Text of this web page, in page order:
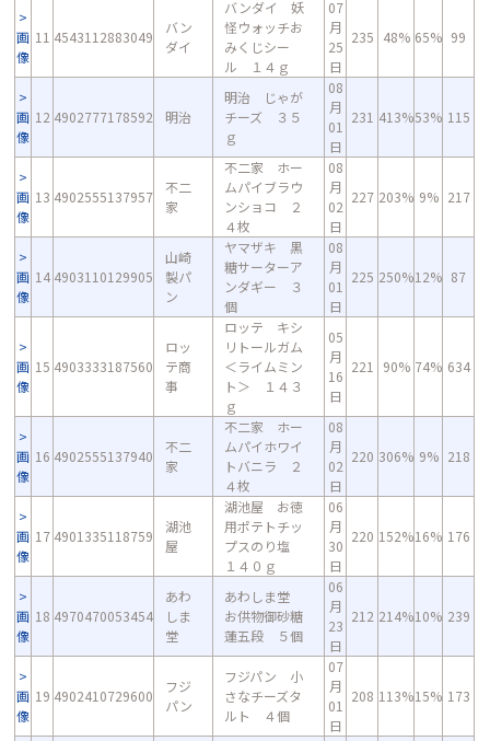
画
像
11 4543112883049
バン
ダイ
バンダイ 妖
怪ウォッチお
みくじシー
ル １４ｇ
07
月
25
日
235 48% 65% 99
画
像
12 4902777178592 明治
明治 じゃが
チーズ ３５
ｇ
08
月
01
日
231 413%53% 115
画
像
13 4902555137957
不二
家
不二家 ホー
ムパイブラウ
ンショコ ２
４枚
08
月
02
日
227 203% 9% 217
画
像
14 4903110129905
山崎
製パ
ン
ヤマザキ 黒
糖サーターア
ンダギー ３
個
08
月
01
日
225 250%12% 87
画
像
15 4903333187560
ロッ
テ商
事
ロッテ キシ
リトールガム
＜ライムミン
ト＞ １４３
ｇ
05
月
16
日
221 90% 74% 634
画
像
16 4902555137940
不二
家
不二家 ホー
ムパイホワイ
トバニラ ２
４枚
08
月
02
日
220 306% 9% 218
画
像
17 4901335118759
湖池
屋
湖池屋 お徳
用ポテトチッ
プスのり塩
１４０ｇ
06
月
30
日
220 152%16% 176
画
像
18 4970470053454
あわ
しま
堂
あわしま堂
お供物御砂糖
蓮五段 ５個
06
月
23
日
212 214%10% 239
画
像
19 4902410729600
フジ
パン
フジパン 小
さなチーズタ
ルト ４個
07
月
01
日
208 113%15% 173